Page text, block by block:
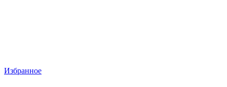
Избранное